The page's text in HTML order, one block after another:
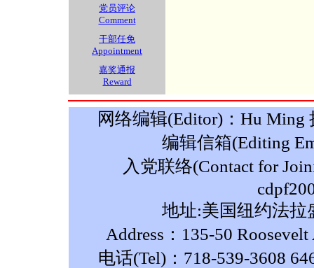
党员评论
Comment
干部任免
Appointment
嘉奖通报
Reward
网络编辑(Editor)：Hu Ming
编辑信箱(Editing
入党联络(Contact for
地址:美国纽约法拉
Address：135-50
电话(Tel)：718-539-3608